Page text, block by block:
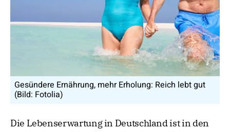
Gesündere Ernährung, mehr Erholung: Reich lebt gut
(Bild: Fotolia)
Die Lebenserwartung in Deutschland ist in den